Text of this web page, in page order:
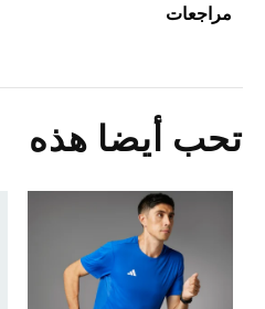
مراجعات
تحب أيضا هذه